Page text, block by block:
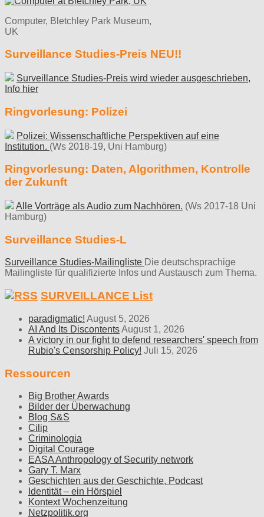
Computer, Bletchley Park Museum,
UK
Surveillance Studies-Preis NEU!!
Surveillance Studies-Preis wird wieder ausgeschrieben,
Info hier
Ringvorlesung: Polizei
Polizei: Wissenschaftliche Perspektiven auf eine
Institution. (Ws 2018-19, Uni Hamburg)
Ringvorlesung: Daten, Algorithmen, Kontrolle
der Zukunft
Alle Vorträge als Audio zum Nachhören. (Ws 2017-18 Uni
Hamburg)
Surveillance Studies-L
Surveillance Studies-Mailingliste Die deutschsprachige
Mailingliste für qualifizierte Infos und Austausch zum Thema.
SURVEILLANCE List
paradigmatic! August 5, 2026
AI And Its DiscontentsAugust 1, 2026
A victory in our fight to defend researchers' speech from
Rubio's Censorship Policy! Juli 15, 2026
Ressourcen
Big Brother Awards
Bilder der Überwachung
Blog S&S
Cilip
Criminologia
Digital Courage
EASA Anthropology of Security network
Gary T. Marx
Geschichten aus der Geschichte, Podcast
Identität – ein Hörspiel
Kontext Wochenzeitung
Netzpolitik.org